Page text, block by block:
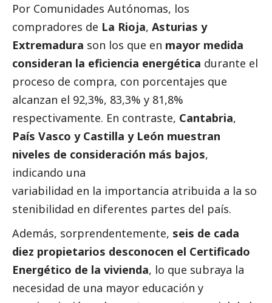
Por Comunidades Autónomas, los
compradores de La Rioja, Asturias y
Extremadura son los que en mayor medida
consideran la eficiencia energética durante el
proceso de compra, con porcentajes que
alcanzan el 92,3%, 83,3% y 81,8%
respectivamente. En contraste, Cantabria,
País Vasco y Castilla y León muestran
niveles de consideración más bajos,
indicando una
variabilidad en la importancia atribuida a la so
stenibilidad en diferentes partes del país.
Además, sorprendentemente, seis de cada
diez propietarios desconocen el Certificado
Energético de la vivienda, lo que subraya la
necesidad de una mayor educación y